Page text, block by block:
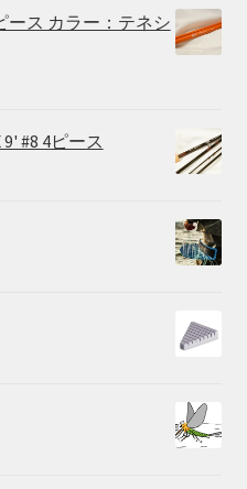
ース カラー：テネシ
#8 4ピース